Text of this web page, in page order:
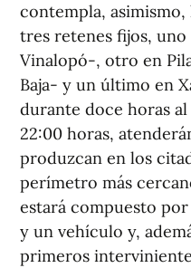
contempla,
tres retenes fijos, uno
Vinalopó-, otro en
Baja- y un último en
durante doce horas
22:00 horas,
produzcan en los
perímetro más
estará compuesto
y un vehículo y,
primeros